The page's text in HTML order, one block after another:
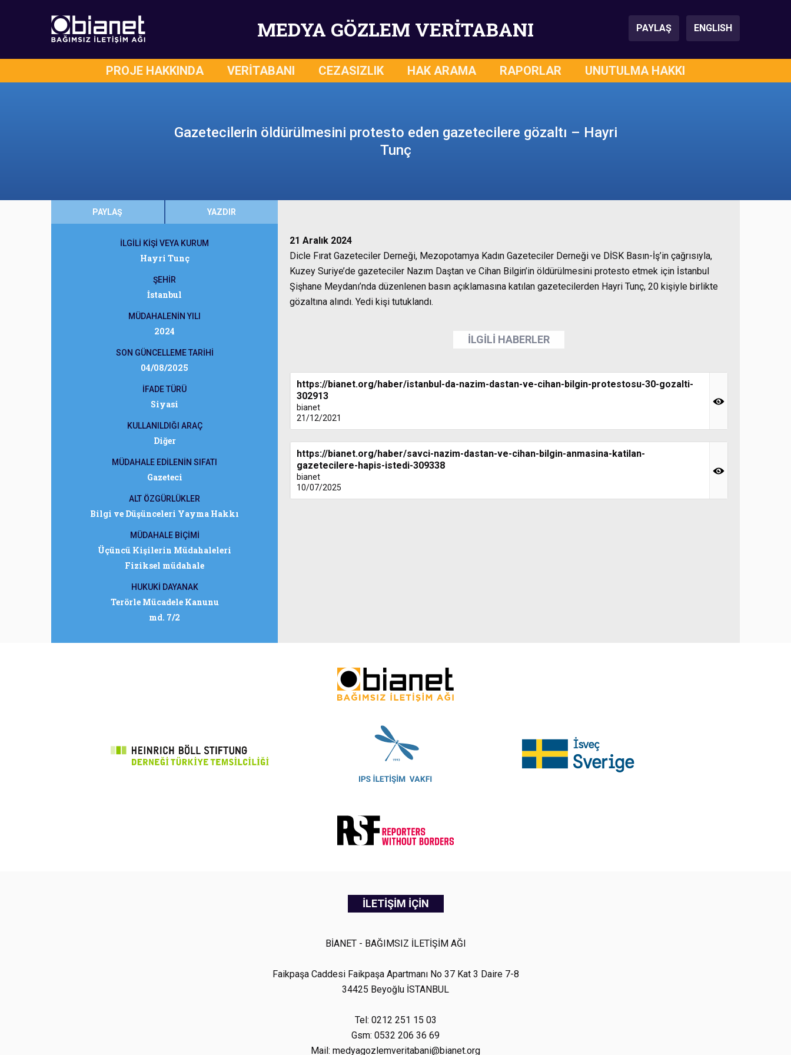
MEDYA GÖZLEM VERİTABANI PAYLAŞ ENGLISH
PROJE HAKKINDA VERİTABANI CEZASIZLIK HAK ARAMA RAPORLAR UNUTULMA HAKKI
Gazetecilerin öldürülmesini protesto eden gazetecilere gözaltı – Hayri
Tunç
PAYLAŞ YAZDIR
İLGİLİ KİŞİ VEYA KURUM
Hayri Tunç
ŞEHİR
İstanbul
MÜDAHALENİN YILI
2024
SON GÜNCELLEME TARİHİ
04/08/2025
İFADE TÜRÜ
Siyasi
KULLANILDIĞI ARAÇ
Diğer
MÜDAHALE EDİLENİN SIFATI
Gazeteci
ALT ÖZGÜRLÜKLER
Bilgi ve Düşünceleri Yayma Hakkı
MÜDAHALE BİÇİMİ
Üçüncü Kişilerin Müdahaleleri
Fiziksel müdahale
HUKUKİ DAYANAK
Terörle Mücadele Kanunu
md. 7/2
21 Aralık 2024
Dicle Fırat Gazeteciler Derneği, Mezopotamya Kadın Gazeteciler Derneği ve DİSK Basın-İş’in çağrısıyla,
Kuzey Suriye’de gazeteciler Nazım Daştan ve Cihan Bilgin’in öldürülmesini protesto etmek için İstanbul
Şişhane Meydanı’nda düzenlenen basın açıklamasına katılan gazetecilerden Hayri Tunç, 20 kişiyle birlikte
gözaltına alındı. Yedi kişi tutuklandı.
İLGİLİ HABERLER
https://bianet.org/haber/istanbul-da-nazim-dastan-ve-cihan-bilgin-protestosu-30-gozalti-
302913
bianet
21/12/2021
https://bianet.org/haber/savci-nazim-dastan-ve-cihan-bilgin-anmasina-katilan-
gazetecilere-hapis-istedi-309338
bianet
10/07/2025
İLETİŞİM İÇİN
BİANET - BAĞIMSIZ İLETİŞİM AĞI
Faikpaşa Caddesi Faikpaşa Apartmanı No 37 Kat 3 Daire 7-8
34425 Beyoğlu İSTANBUL
Tel: 0212 251 15 03
Gsm: 0532 206 36 69
Mail: medyagozlemveritabani@bianet.org